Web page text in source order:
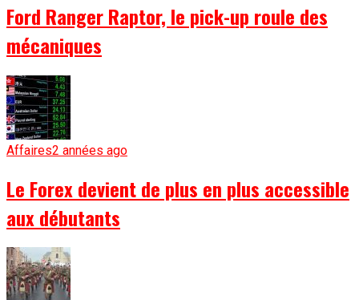
Ford Ranger Raptor, le pick-up roule des
mécaniques
Affaires2 années ago
Le Forex devient de plus en plus accessible
aux débutants